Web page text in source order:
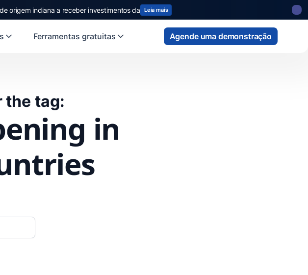
origem indiana a receber investimentos da Leia mais
Ferramentas gratuitas Agende uma demonstração
the tag:
in